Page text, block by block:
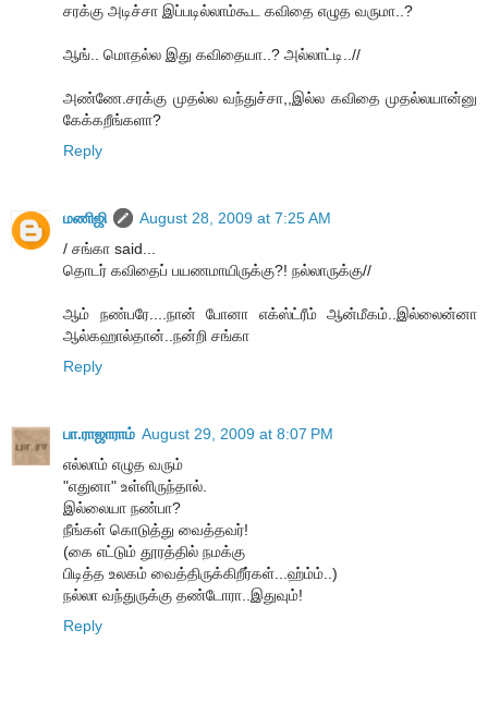
சரக்கு அடிச்சா இப்படில்லாம்கூட கவிதை எழுத வருமா..?
ஆங்.. மொதல்ல இது கவிதையா..? அல்லாட்டி..//
அண்ணே.சரக்கு முதல்ல வந்துச்சா,,இல்ல கவிதை முதல்லயான்னு
கேக்கறீங்களா?
Reply
மணிஜி
August 28, 2009 at 7:25 AM
/ சங்கா said...
தொடர் கவிதைப் பயணமாயிருக்கு?! நல்லாருக்கு//
ஆம் நண்பரே....நான் போனா எக்ஸ்ட்ரீம் ஆன்மீகம்..இல்லைன்னா
ஆல்கஹால்தான்..நன்றி சங்கா
Reply
பா.ராஜாராம் August 29, 2009 at 8:07 PM
எல்லாம் எழுத வரும்
"எதுனா" உள்ளிருந்தால்.
இல்லையா நண்பா?
நீங்கள் கொடுத்து வைத்தவர்!
(கை எட்டும் தூரத்தில் நமக்கு
பிடித்த உலகம் வைத்திருக்கிறீர்கள்...ஹ்ம்ம்..)
நல்லா வந்துருக்கு தண்டோரா..இதுவும்!
Reply